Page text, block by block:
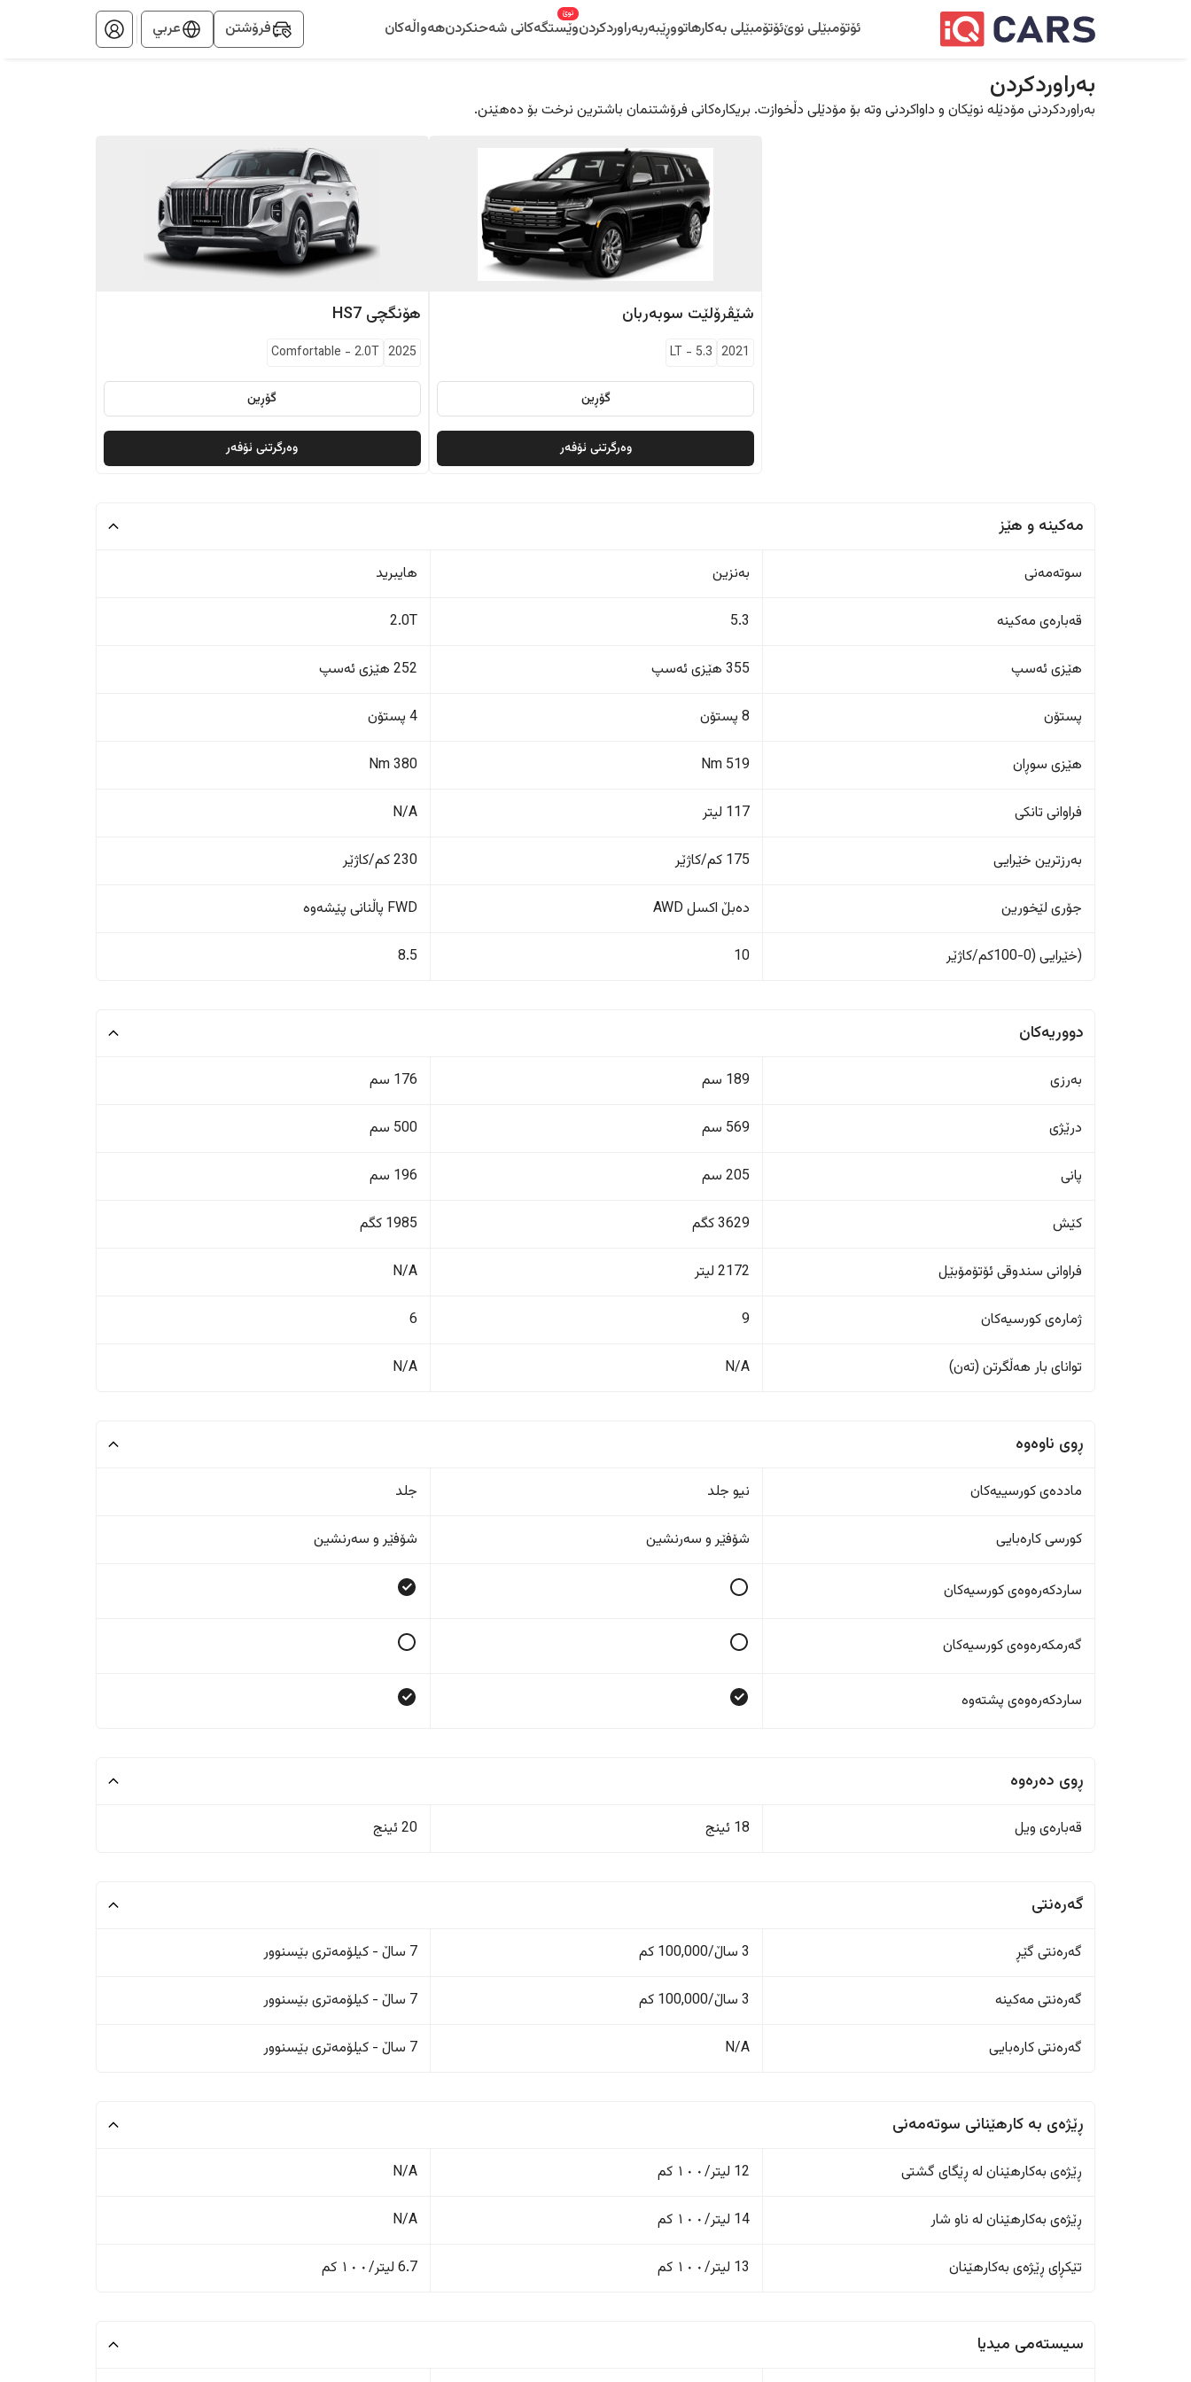
ئۆتۆمبێلی نوێئۆتۆمبێلی بەکارهاتووڕێبەربەراوردکردنوێستگەکانی شەحنکردن
نوێ
هەواڵەکان فرۆشتن عربي
بەراوردکردن
بەراوردکردنی مۆدێلە نوێکان و داواکردنی وتە بۆ مۆدێلی دڵخوازت. بریکارەکانی فرۆشتنمان باشترین نرخت بۆ دەهێنن.
شێڤرۆلێت سوبەربان
2021
LT - 5.3
گۆڕین
وەرگرتنی ئۆفەر
هۆنگچی HS7
2025
Comfortable - 2.0T
گۆڕین
وەرگرتنی ئۆفەر
مەکینە و هێز
سوتەمەنی بەنزین هایبرید
قەبارەی مەکینە 5.3
2.0T
هێزی ئەسپ 355 هێزی ئەسپ 252 هێزی ئەسپ
پستۆن 8 پستۆن 4 پستۆن
هێزی سوڕان 519 Nm
380 Nm
فراوانی تانکی 117 لیتر N/A
بەرزترین خێرایی 175 کم/کاژێر 230 کم/کاژێر
جۆری لێخورین دەبڵ اکسل AWD FWD پاڵنانی پێشەوە
(خێرایی (0-100کم/کاژێر 10
8.5
دووریەکان
بەرزی 189 سم 176 سم
درێژی 569 سم 500 سم
پانی 205 سم 196 سم
کێش 3629 کگم 1985 کگم
فراوانی سندوقی ئۆتۆمۆبێل 2172 لیتر N/A
ژمارەی کورسیەکان 9
6
تواناى بار هەڵگرتن (تەن) N/A
N/A
ڕوی ناوەوە
ماددەی کورسییەکان نیو جلد جلد
کورسی کارەبایی شۆفێر و سەرنشین شۆفێر و سەرنشین
ساردکەرەوەی کورسیەکان
گەرمکەرەوەی کورسیەکان
ساردکەرەوەی پشتەوە
ڕوی دەرەوە
قەبارەی ویل 18 ئینج 20 ئینج
گەرەنتی
گەرەنتی گێڕ 3 ساڵ/100,000 کم 7 ساڵ - کیلۆمەتری بێسنوور
گەرەنتی مەکینە 3 ساڵ/100,000 کم 7 ساڵ - کیلۆمەتری بێسنوور
گەرەنتی کارەبایی N/A 7 ساڵ - کیلۆمەتری بێسنوور
ڕێژەى به کارهێنانی سوتەمەنی
ڕێژەى بەکارهێنان له ڕێگای گشتی 12 لیتر/١٠٠ کم N/A
ڕێژەى بەکارهێنان له ناو شار 14 لیتر/١٠٠ کم N/A
تێکڕای ڕێژەى بەکارهێنان 13 لیتر/١٠٠ کم 6.7 لیتر/١٠٠ کم
سیستەمی میدیا